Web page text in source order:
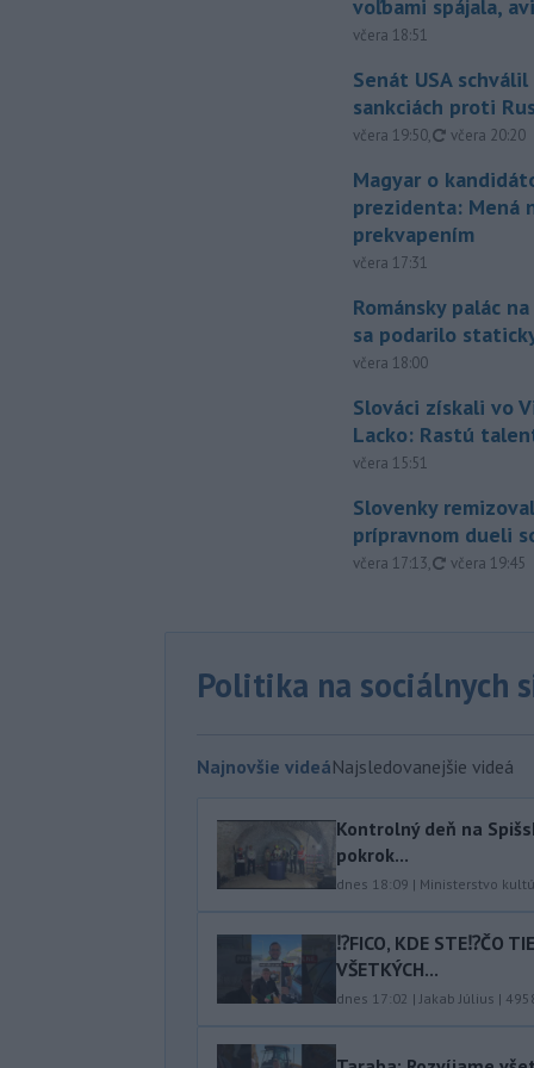
voľbami spájala,
včera 18:51
Senát USA
sankciách proti
včera 19:50, aktualizované
včera 20:20
Magyar o
prezidenta: Mená
prekvapením
včera 17:31
Románsky palác
sa podarilo
včera 18:00
Slováci získali vo
Lacko: Rastú
včera 15:51
Slovenky
prípravnom dueli
včera 17:13, aktualizované
včera 19:45
Politika na sociálnych
Najnovšie videáNajsledovanejšie videá
Kontrolný deň na
pokrok...
dnes 18:09 | Ministerstvo
⁉️FICO, KDE STE⁉️ČO
VŠETKÝCH...
dnes 17:02 |Jakab Július |